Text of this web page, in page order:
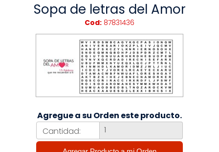
Sopa de letras del Amor
Cod: 87831436
Agregue a su Orden este producto.
Cantidad: